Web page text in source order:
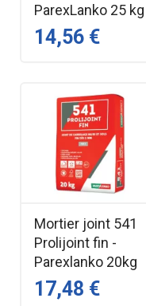
ParexLanko 25 kg
14,56 €
Mortier joint 541
Prolijoint fin -
Parexlanko 20kg
17,48 €